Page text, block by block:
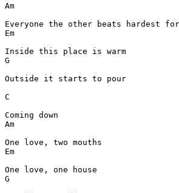
Am
Em
G
Outside it starts to pour
C
Am
Em
G